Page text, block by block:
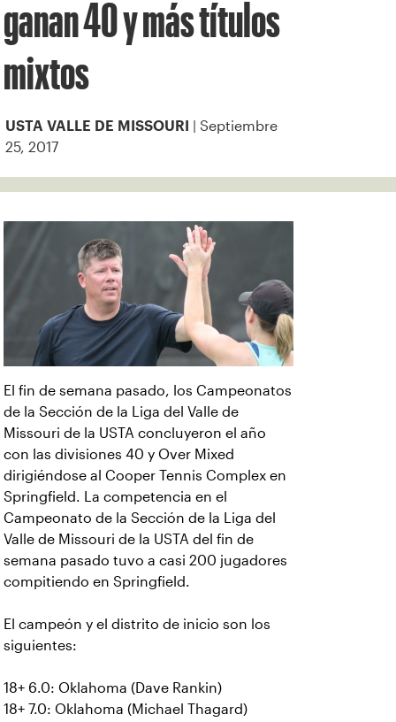
ganan 40 y más títulos
mixtos
USTA VALLE DE MISSOURI
| Septiembre
25, 2017
El fin de semana pasado, los Campeonatos
de la Sección de la Liga del Valle de
Missouri de la USTA concluyeron el año
con las divisiones 40 y Over Mixed
dirigiéndose al Cooper Tennis Complex en
Springfield. La competencia en el
Campeonato de la Sección de la Liga del
Valle de Missouri de la USTA del fin de
semana pasado tuvo a casi 200 jugadores
compitiendo en Springfield.
El campeón y el distrito de inicio son los
siguientes:
18+ 6.0: Oklahoma (Dave Rankin)
18+ 7.0: Oklahoma (Michael Thagard)